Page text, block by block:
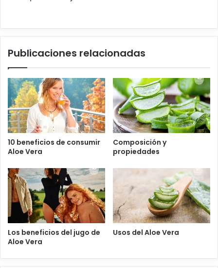
Publicaciones relacionadas
10 beneficios de consumir
Aloe Vera
Composición y
propiedades
Los beneficios del jugo de
Aloe Vera
Usos del Aloe Vera